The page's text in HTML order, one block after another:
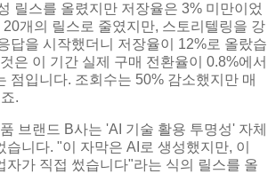
릴스를 올렸지만 저장율은 3% 미만이었
개의 릴스로 줄였지만, 스토리텔링을 강
답을 시작했더니 저장율이 12%로 올랐습
은 이 기간 실제 구매 전환율이 0.8%에서
점입니다. 조회수는 50% 감소했지만 매
.
브랜드 B사는 'AI 기술 활용 투명성' 자체
습니다. "이 자막은 AI로 생성했지만, 이
자가 직접 썼습니다"라는 식의 릴스를 올